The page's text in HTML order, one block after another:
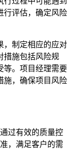
行评估，确定风险
，制定相应的应对
措施包括风险规
等。项目经理需要
施，确保项目风险
过有效的质量控
，满足客户的需